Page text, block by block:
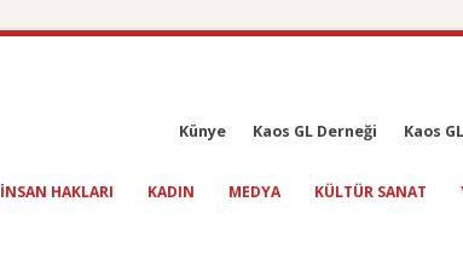
Künye Kaos GL Derneği Kaos
INSAN HAKLARI KADIN MEDYA KÜLTÜR SANAT